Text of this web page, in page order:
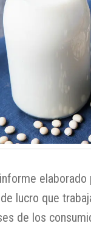
elaborado
lucro que
de los